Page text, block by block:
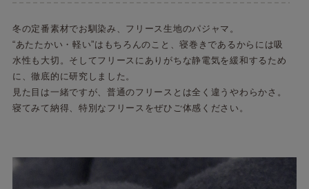
冬の定番素材でお馴染み、フリース生地のパジャマ。
“あたたかい・軽い”はもちろんのこと、寝巻きであるからには吸
水性も大切。そしてフリースにありがちな静電気を緩和するため
に、徹底的に研究しました。
見た目は一緒ですが、普通のフリースとは全く違うやわらかさ。
寝てみて納得、特別なフリースをぜひご体感ください。